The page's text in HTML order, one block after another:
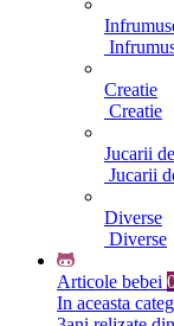
Creatie
Creatie
Jucarii
Jucarii
Diverse
Diverse
Articole bebei
In aceasta